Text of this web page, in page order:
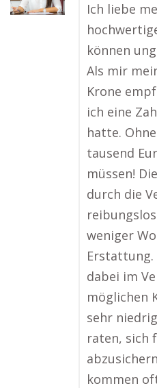
Ich liebe
können
Als mir
Krone
ich eine
hatte.
tausend
müssen!
durch die
weniger
Erstattung.
dabei im
möglichen
sehr
raten, sich
kommen